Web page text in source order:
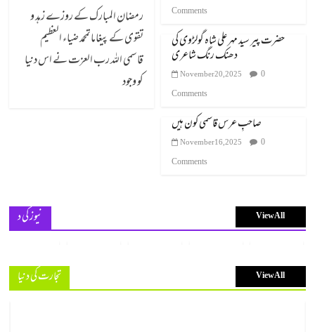
رمضان المبارک کے روزے زہد و
تقوی کے پیغاماتمحمد ضیاء العظیم
قاسمی اللہ رب العزت نے اس دنیا
کو وجود
Comments
حضرت پیر سید مہر علی شاہ گولڑوی کی
دھنک رنگ شاعری
November 20, 2025
0
Comments
صاحبِ عرس قاسمی کون ہیں
November 16, 2025
0
Comments
نیوز کی د View All
تجارت کی دنیا View All